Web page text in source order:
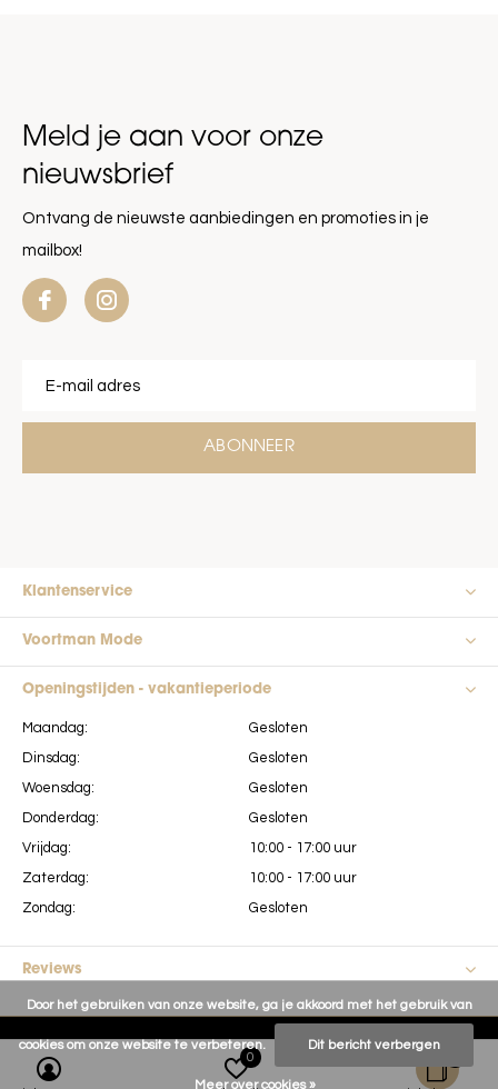
Meld je aan voor onze
nieuwsbrief
Ontvang de nieuwste aanbiedingen en promoties in je
mailbox!
ABONNEER
Klantenservice
Voortman Mode
Openingstijden - vakantieperiode
Maandag:
Dinsdag:
Woensdag:
Donderdag:
Vrijdag:
Zaterdag:
Zondag:
Gesloten
Gesloten
Gesloten
Gesloten
10:00 - 17:00 uur
10:00 - 17:00 uur
Gesloten
Reviews
0
Door het gebruiken van onze website, ga je akkoord met het gebruik van
cookies om onze website te verbeteren. Dit bericht verbergen
Meer over cookies »